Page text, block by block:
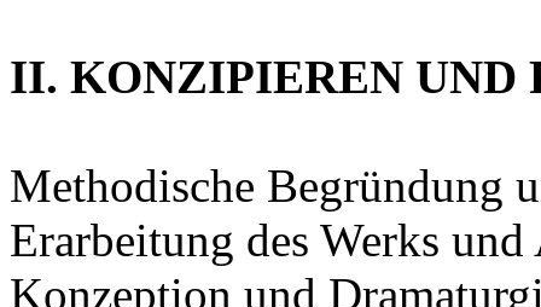
II. KONZIPIEREN UND
Methodische Begründung
Erarbeitung des Werks und
Konzeption und